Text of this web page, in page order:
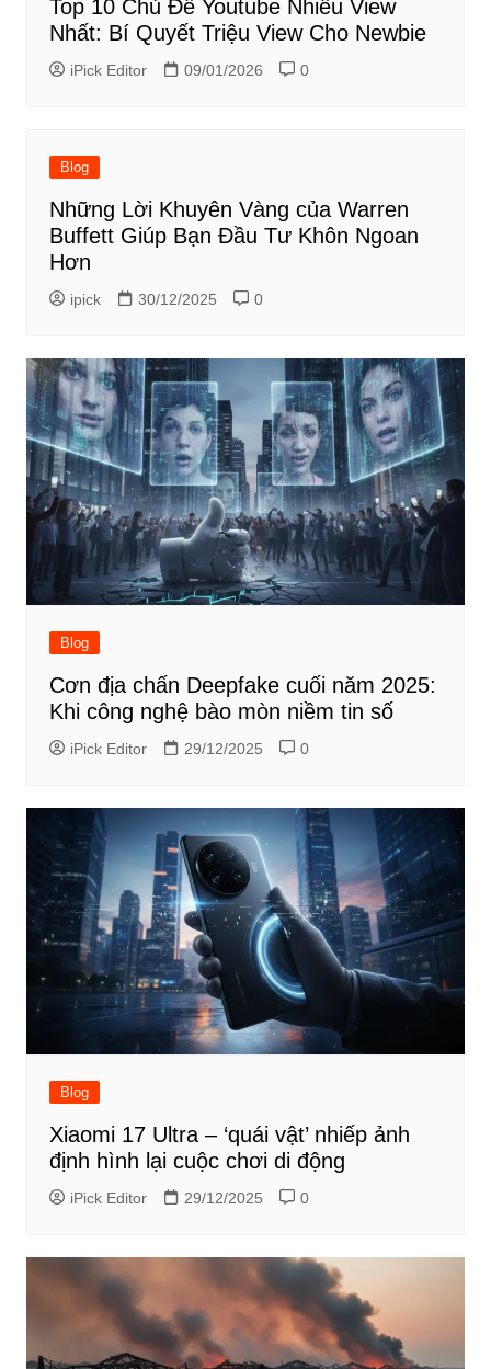
Top 10 Chủ Đề Youtube Nhiều View
Nhất: Bí Quyết Triệu View Cho Newbie
iPick Editor 09/01/2026 0
Blog
Những Lời Khuyên Vàng của Warren
Buffett Giúp Bạn Đầu Tư Khôn Ngoan
Hơn
ipick 30/12/2025 0
Blog
Cơn địa chấn Deepfake cuối năm 2025:
Khi công nghệ bào mòn niềm tin số
iPick Editor 29/12/2025 0
Blog
Xiaomi 17 Ultra – ‘quái vật’ nhiếp ảnh
định hình lại cuộc chơi di động
iPick Editor 29/12/2025 0